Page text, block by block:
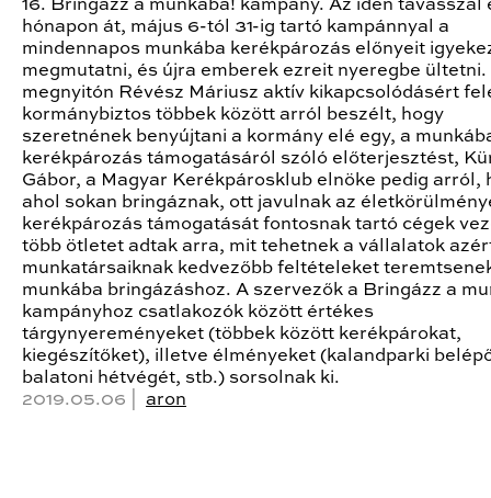
16. Bringázz a munkába! kampány. Az idén tavasszal
hónapon át, május 6-tól 31-ig tartó kampánnyal a
mindennapos munkába kerékpározás előnyeit
megmutatni, és újra emberek ezreit nyeregbe
megnyitón Révész Máriusz aktív kikapcsolódásért
kormánybiztos többek között arról beszélt, hogy
szeretnének benyújtani a kormány elé egy, a
kerékpározás támogatásáról szóló előterjesztést,
Gábor, a Magyar Kerékpárosklub elnöke pedig arról,
ahol sokan bringáznak, ott javulnak az
kerékpározás támogatását fontosnak tartó cégek
több ötletet adtak arra, mit tehetnek a vállalatok
munkatársaiknak kedvezőbb feltételeket
munkába bringázáshoz. A szervezők a Bringázz a
kampányhoz csatlakozók között értékes
tárgynyereményeket (többek között kerékpárokat,
kiegészítőket), illetve élményeket (kalandparki
balatoni hétvégét, stb.) sorsolnak ki.
2019.05.06 | aron